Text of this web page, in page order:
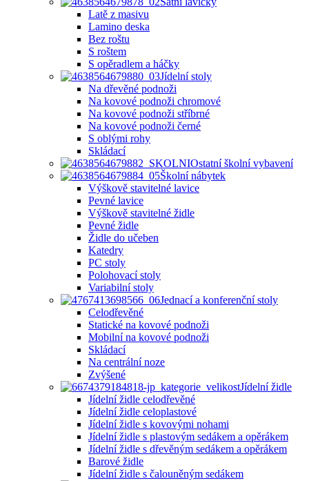
Latě z masivu
Lamino deska
Bez roštu
S roštem
S opěradlem a háčky
Jídelní stoly
Na dřevěné podnoži
Na kovové podnoži chromové
Na kovové podnoži stříbrné
Na kovové podnoži černé
S oblými rohy
Skládací
Ostatní školní vybavení
Školní nábytek
Výškově stavitelné lavice
Pevné lavice
Výškově stavitelné židle
Pevné židle
Židle do učeben
Katedry
PC stoly
Polohovací stoly
Variabilní stoly
Jednací a konferenční stoly
Celodřevěné
Statické na kovové podnoži
Mobilní na kovové podnoži
Skládací
Na centrální noze
Zvýšené
Jídelní židle
Jídelní židle celodřevěné
Jídelní židle celoplastové
Jídelní židle s kovovými nohami
Jídelní židle s plastovým sedákem a opěrákem
Jídelní židle s dřevěným sedákem a opěrákem
Barové židle
Jídelní židle s čalouněným sedákem